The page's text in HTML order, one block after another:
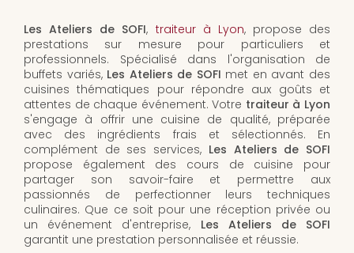
Les Ateliers de SOFI, traiteur à Lyon, propose des
prestations sur mesure pour particuliers et
professionnels. Spécialisé dans l'organisation de
buffets variés, Les Ateliers de SOFI met en avant des
cuisines thématiques pour répondre aux goûts et
attentes de chaque événement. Votre traiteur à Lyon
s'engage à offrir une cuisine de qualité, préparée
avec des ingrédients frais et sélectionnés. En
complément de ses services, Les Ateliers de SOFI
propose également des cours de cuisine pour
partager son savoir-faire et permettre aux
passionnés de perfectionner leurs techniques
culinaires. Que ce soit pour une réception privée ou
un événement d'entreprise, Les Ateliers de SOFI
garantit une prestation personnalisée et réussie.